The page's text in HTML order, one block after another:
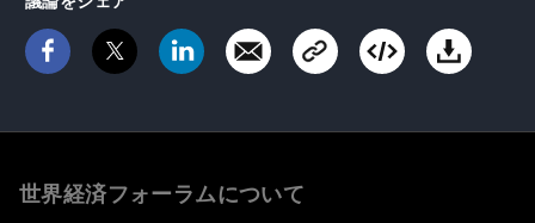
世界経済フォーラムについて